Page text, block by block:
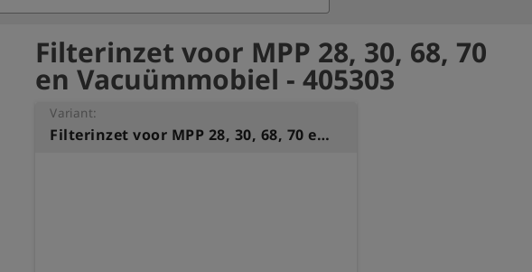
Filterinzet voor MPP 28, 30, 68, 70
en Vacuümmobiel - 405303
Variant:
Filterinzet voor MPP 28, 30, 68, 70 en Vacuümmobiel